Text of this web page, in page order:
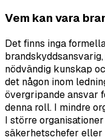
Vem kan vara
Det finns inga
nödvändig kunskap
det någon inom
övergripande ansvar
denna roll. I mindre
I större
säkerhetschefer